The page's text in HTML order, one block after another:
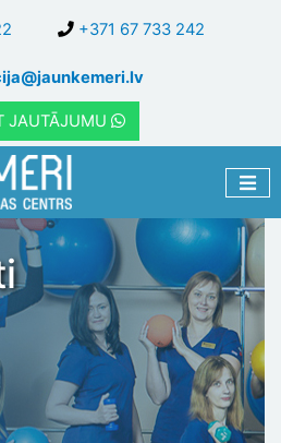
galveno
saturu
+371 67 733 242
JAUTĀJUMU